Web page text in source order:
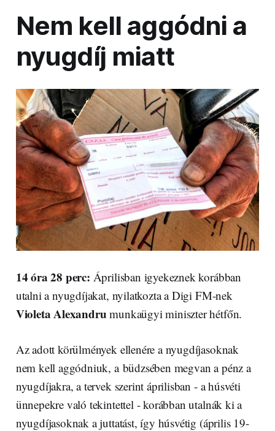
Nem kell aggódni a
nyugdíj miatt
14 óra 28 perc: Áprilisban igyekeznek korábban
utalni a nyugdíjakat, nyilatkozta a Digi FM-nek
Violeta Alexandru munkaügyi miniszter hétfőn.
Az adott körülmények ellenére a nyugdíjasoknak
nem kell aggódniuk, a büdzsében megvan a pénz a
nyugdíjakra, a tervek szerint áprilisban - a húsvéti
ünnepekre való tekintettel - korábban utalnák ki a
nyugdíjasoknak a juttatást, így húsvétig (április 19-